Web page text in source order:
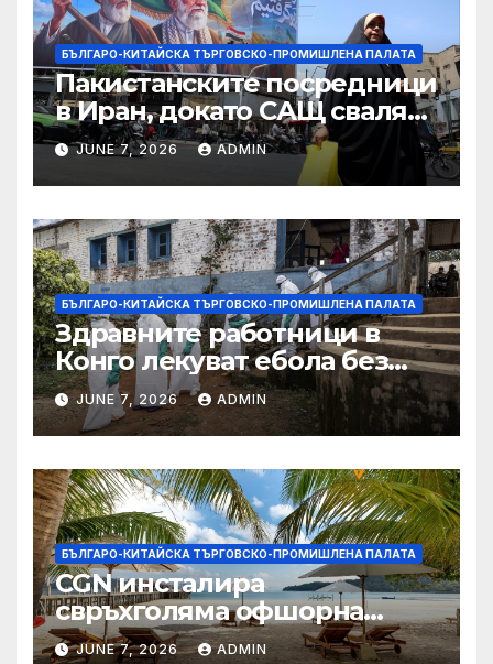
БЪЛГАРО-КИТАЙСКА ТЪРГОВСКО-ПРОМИШЛЕНА ПАЛАТА
Пакистанските посредници
в Иран, докато САЩ свалят
дронове, Ливан търси мир
JUNE 7, 2026 ADMIN
БЪЛГАРО-КИТАЙСКА ТЪРГОВСКО-ПРОМИШЛЕНА ПАЛАТА
Здравните работници в
Конго лекуват ебола без
заплащане, докато СЗО
търси ресурси
JUNE 7, 2026 ADMIN
БЪЛГАРО-КИТАЙСКА ТЪРГОВСКО-ПРОМИШЛЕНА ПАЛАТА
CGN инсталира
свръхголяма офшорна
вятърна турбина с мощност
JUNE 7, 2026 ADMIN